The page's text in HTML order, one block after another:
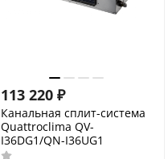
113 220 ₽
Канальная сплит-система
Quattroclima QV-
I36DG1/QN-I36UG1